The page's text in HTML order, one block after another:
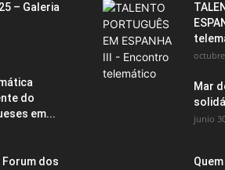
– Galeria
do
em...
dos
octubre
Mar
junio